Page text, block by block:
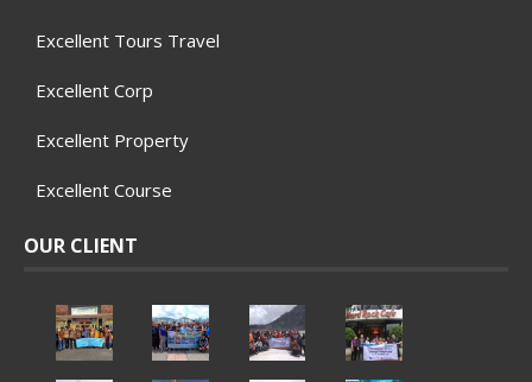
Excellent Tours Travel
Excellent Corp
Excellent Property
Excellent Course
OUR CLIENT